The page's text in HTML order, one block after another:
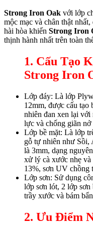
Strong Iron Oak với lớp
mộc mạc và chân thật
hài hòa khiến Strong Iron
thịnh hành nhất trên toàn
1. Cấu Tạo
Strong Iron
Lớp đáy: Là lớp
12mm, được cấu tạo
nhiên đan xen lại
lực và chống giãn nở
Lớp bề mặt: Là lớp
gỗ tự nhiên như Sồi,
là 3mm, dạng
xử lý cà xước nhẹ và
13%, sơn UV
Lớp sơn: Sử dụng
lớp sơn lót, 2 lớp
trầy xước và bám
2. Ưu Điểm